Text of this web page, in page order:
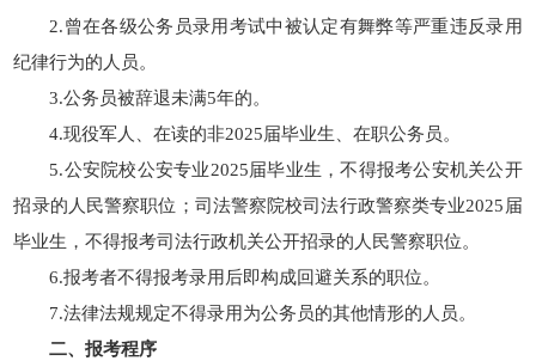
2.曾在各级公务员录用考试中被认定有舞弊等严重违反录用
纪律行为的人员。
3.公务员被辞退未满5年的。
4.现役军人、在读的非2025届毕业生、在职公务员。
5.公安院校公安专业2025届毕业生，不得报考公安机关公开
招录的人民警察职位；司法警察院校司法行政警察类专业2025届
毕业生，不得报考司法行政机关公开招录的人民警察职位。
6.报考者不得报考录用后即构成回避关系的职位。
7.法律法规规定不得录用为公务员的其他情形的人员。
二、报考程序